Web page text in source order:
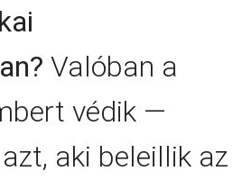
Valóban a
védik —
aki beleillik az